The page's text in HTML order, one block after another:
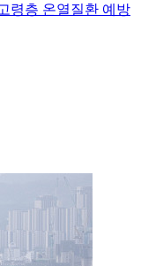
령층 온열질환 예방